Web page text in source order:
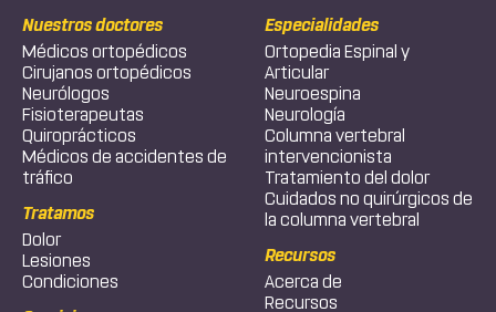
Nuestros doctores
Médicos ortopédicos
Cirujanos ortopédicos
Neurólogos
Fisioterapeutas
Quiroprácticos
Médicos de accidentes de
tráfico
Tratamos
Dolor
Lesiones
Condiciones
Especialidades
Ortopedia Espinal y
Articular
Neuroespina
Neurología
Columna vertebral
intervencionista
Tratamiento del dolor
Cuidados no quirúrgicos de
la columna vertebral
Recursos
Acerca de
Recursos